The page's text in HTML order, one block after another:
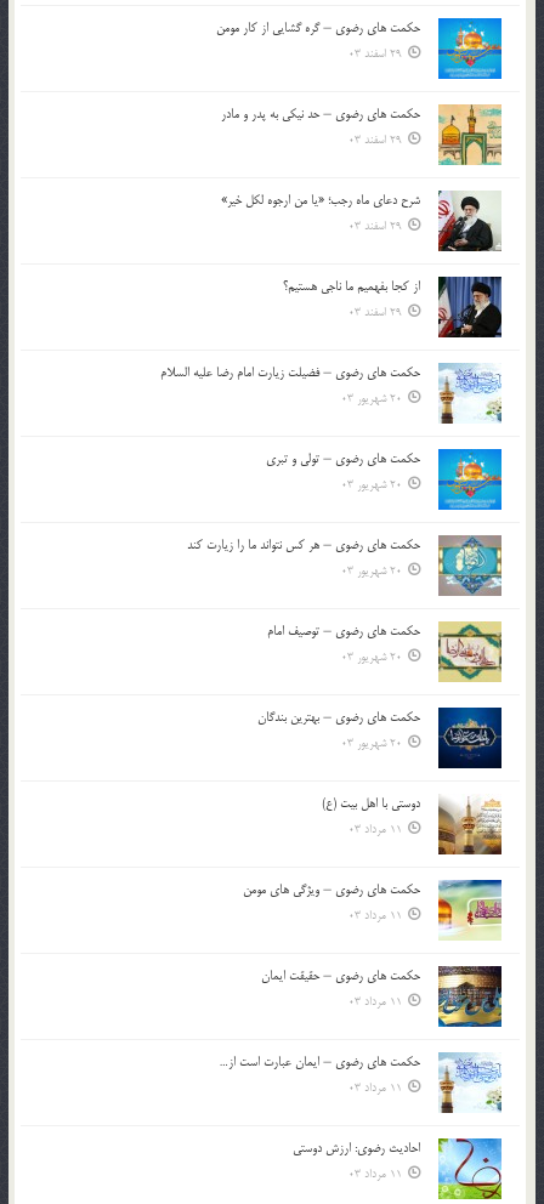
حکمت های رضوی – گره گشایی از کار مومن
29 اسفند 03
حکمت های رضوی – حد نیکی به پدر و مادر
29 اسفند 03
شرح دعای ماه رجب؛ «یا من ارجوه لکل خیر»
29 اسفند 03
از كجا بفهميم ما ناجی هستیم؟
29 اسفند 03
حکمت های رضوی – فضیلت زیارت امام رضا علیه السلام
20 شهریور 03
حکمت های رضوی – تولی و تبری
20 شهریور 03
حکمت های رضوی – هر کس نتواند ما را زیارت کند
20 شهریور 03
حکمت های رضوی – توصیف امام
20 شهریور 03
حکمت های رضوی – بهترین بندگان
20 شهریور 03
دوستی با اهل بیت (ع)
11 مرداد 03
حکمت های رضوی – ویژگی های مومن
11 مرداد 03
حکمت های رضوی – حقیقت ایمان
11 مرداد 03
حکمت های رضوی – ایمان عبارت است از…
11 مرداد 03
احادیث رضوی: ارزش دوستی
11 مرداد 03